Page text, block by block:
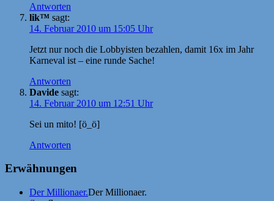
Antworten
lik™ sagt:
14. Februar 2010 um 15:05 Uhr
Jetzt nur noch die Lobbyisten bezahlen, damit 16x im Jahr
Karneval ist – eine runde Sache!
Antworten
Davide sagt:
14. Februar 2010 um 12:51 Uhr
Sei un mito! [ö_ö]
Antworten
Erwähnungen
Der Millionaer.Der Millionaer.